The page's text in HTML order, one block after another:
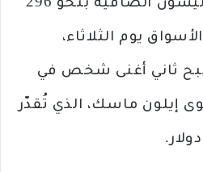
وقد قُدّرت ثروة لاري إليسون الصافية بنحو 296
يوم الثلاثاء،
ثاني أغنى شخص في
إيلون ماسك، الذي تُقدّر